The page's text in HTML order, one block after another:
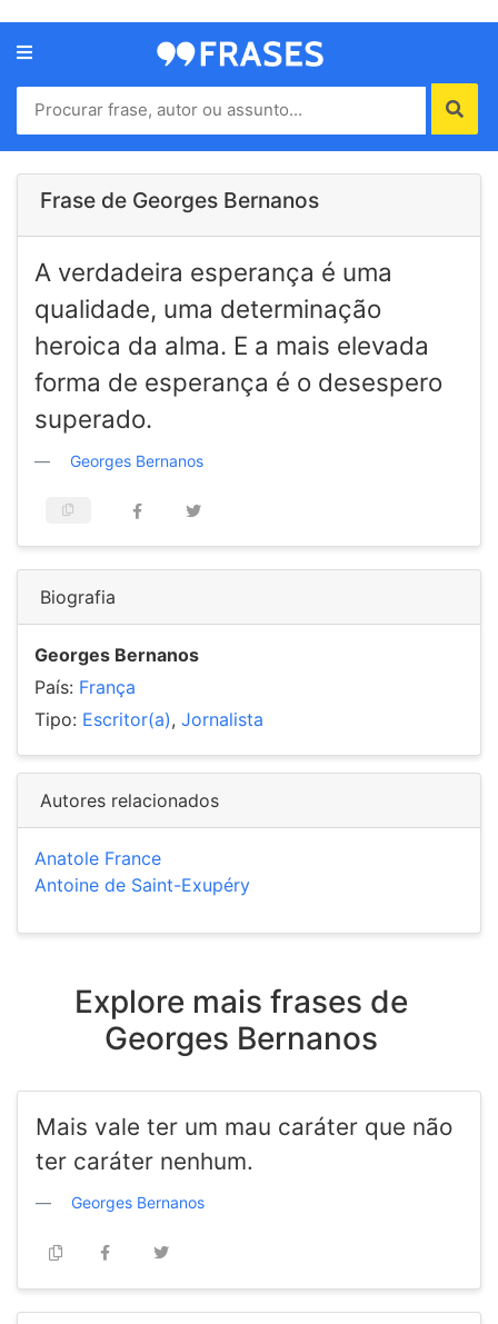
Menu
Home
Autores
de
Contato
Frase de Georges Bernanos
A verdadeira esperança é uma
qualidade, uma determinação
heroica da alma. E a mais elevada
forma de esperança é o desespero
superado.
Georges Bernanos
Biografia
Georges Bernanos
País: França
Tipo: Escritor(a), Jornalista
Autores relacionados
Anatole France
Antoine de Saint-Exupéry
Explore mais frases de
Georges Bernanos
Mais vale ter um mau caráter que não
ter caráter nenhum.
Georges Bernanos